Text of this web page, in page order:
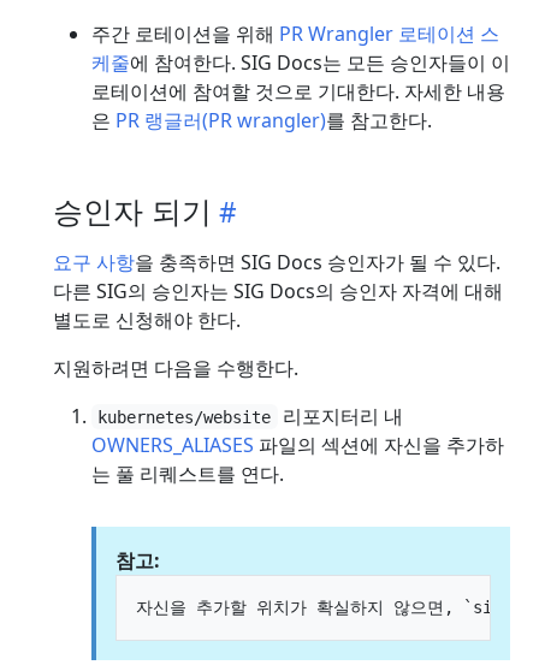
주간 로테이션을 위해 PR Wrangler 로테이션 스
케줄에 참여한다. SIG Docs는 모든 승인자들이 이
로테이션에 참여할 것으로 기대한다. 자세한 내용
은 PR 랭글러(PR wrangler)를 참고한다.
승인자 되기
요구 사항을 충족하면 SIG Docs 승인자가 될 수 있다.
다른 SIG의 승인자는 SIG Docs의 승인자 자격에 대해
별도로 신청해야 한다.
지원하려면 다음을 수행한다.
kubernetes/website
리포지터리 내
OWNERS_ALIASES 파일의 섹션에 자신을 추가하
는 풀 리퀘스트를 연다.
참고: